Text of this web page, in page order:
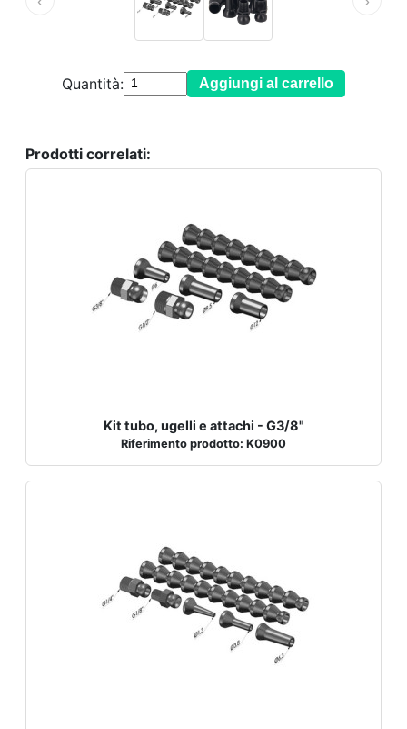
Quantità: Aggiungi al carrello
Prodotti correlati:
Kit tubo, ugelli e attachi - G3/8"
Riferimento prodotto: K0900